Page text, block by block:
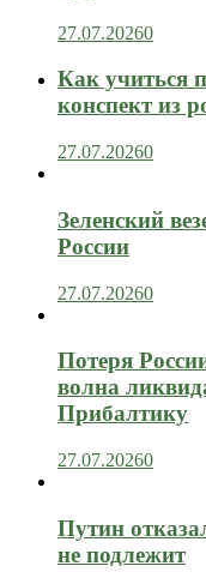
27.07.20260
Как учиться
конспект из
27.07.20260
Зеленский
России
27.07.20260
Потеря
волна
Прибалтику
27.07.20260
Путин
не подлежит